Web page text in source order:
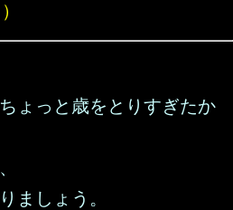
）
ょっと歳をとりすぎたか
ましょう。